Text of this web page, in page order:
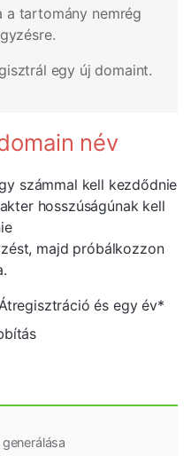
a tartomány nemrég
egy új domaint.
név
számmal kell kezdődnie
hosszúságúnak kell
majd próbálkozzon
és egy év*